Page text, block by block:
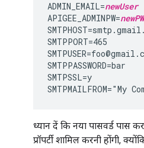
ADMIN_EMAIL=newUser
APIGEE_ADMINPW=newPW
SMTPPORT=465
SMTPPASSWORD=bar
SMTPSSL=y
SMTPMAILFROM="My
ध्यान दें कि नया पासवर्ड पास
प्रॉपर्टी शामिल करनी होंगी,